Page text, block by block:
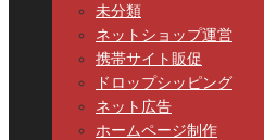
未分類
ネットショップ運営
携帯サイト販促
ドロップシッピング
ネット広告
ホームページ制作